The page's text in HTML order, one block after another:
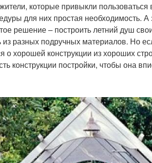
которые привыкли
для них простая необходимость.
решение – построить летний душ
разных подручных материалов. Но
о хорошей конструкции из хороших
конструкции постройки, чтобы она